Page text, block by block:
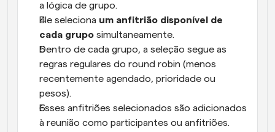
a lógica de grupo.
Ele seleciona um anfitrião disponível de
cada grupo simultaneamente.
Dentro de cada grupo, a seleção segue as
regras regulares do round robin (menos
recentemente agendado, prioridade ou
pesos).
Esses anfitriões selecionados são adicionados
à reunião como participantes ou anfitriões.